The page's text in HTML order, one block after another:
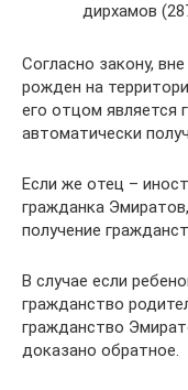
дирхамов
Согласно закону,
рожден на
его отцом является
автоматически
Если же отец –
гражданка
получение
В случае если
гражданство
гражданство
доказано обратное.